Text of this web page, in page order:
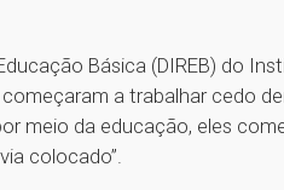
Básica (DIREB) do
a trabalhar cedo
meio da educação, eles
colocado”.